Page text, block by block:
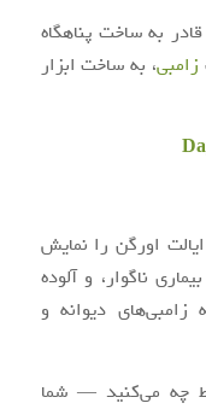
به ساخت پناهگاه
زامبی، به ساخت ابزار
اورگن را نمایش
ناگوار، و آلوده
دیوانه و
چه می‌کنید — شما